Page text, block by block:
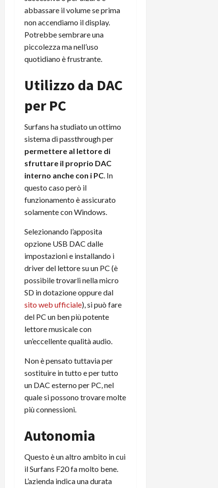
abbassare il volume se prima
non accendiamo il display.
Potrebbe sembrare una
piccolezza ma nell’uso
quotidiano è frustrante.
Utilizzo da DAC
per PC
Surfans ha studiato un ottimo
sistema di passthrough per
permettere al lettore di
sfruttare il proprio DAC
interno anche con i PC. In
questo caso però il
funzionamento è assicurato
solamente con Windows.
Selezionando l’apposita
opzione USB DAC dalle
impostazioni e installando i
driver del lettore su un PC (è
possibile trovarli nella micro
SD in dotazione oppure dal
sito web ufficiale), si può fare
del PC un ben più potente
lettore musicale con
un’eccellente qualità audio.
Non è pensato tuttavia per
sostituire in tutto e per tutto
un DAC esterno per PC, nel
quale si possono trovare molte
più connessioni.
Autonomia
Questo è un altro ambito in cui
il Surfans F20 fa molto bene.
L’azienda indica una durata